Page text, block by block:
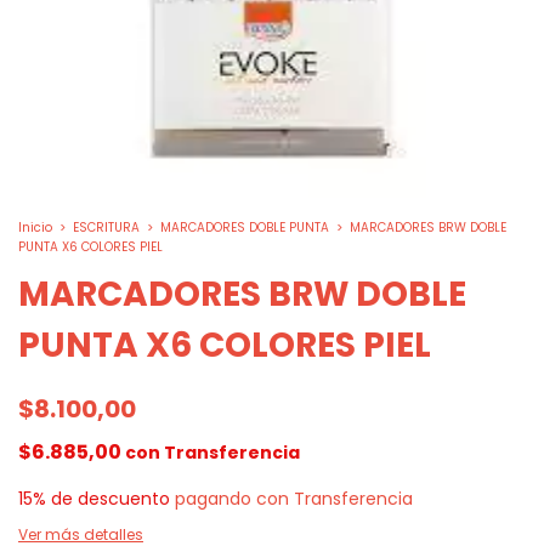
Inicio > ESCRITURA > MARCADORES DOBLE PUNTA > MARCADORES BRW DOBLE
PUNTA X6 COLORES PIEL
MARCADORES BRW DOBLE
PUNTA X6 COLORES PIEL
$8.100,00
$6.885,00 con Transferencia
15% de descuento pagando con Transferencia
Ver más detalles